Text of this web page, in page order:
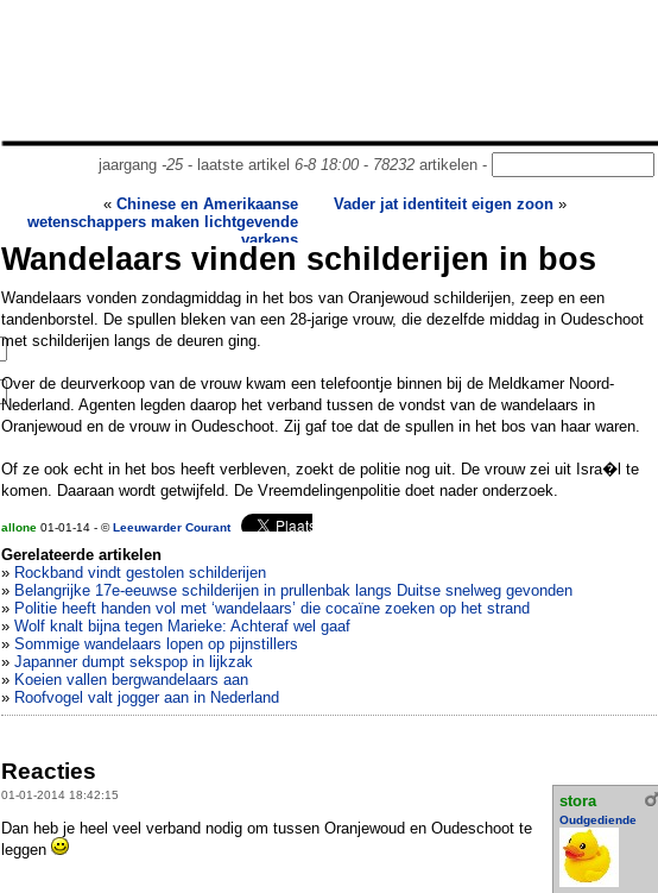
jaargang -25- laatste artikel 6-8 18:00- 78232artikelen -
« Chinese en Amerikaanse
wetenschappers maken lichtgevende
varkens
Vader jat identiteit eigen zoon »
Wandelaars vinden schilderijen in bos
Wandelaars vonden zondagmiddag in het bos van Oranjewoud schilderijen, zeep en een
tandenborstel. De spullen bleken van een 28-jarige vrouw, die dezelfde middag in Oudeschoot
met schilderijen langs de deuren ging.
Over de deurverkoop van de vrouw kwam een telefoontje binnen bij de Meldkamer Noord-
Nederland. Agenten legden daarop het verband tussen de vondst van de wandelaars in
Oranjewoud en de vrouw in Oudeschoot. Zij gaf toe dat de spullen in het bos van haar waren.
Of ze ook echt in het bos heeft verbleven, zoekt de politie nog uit. De vrouw zei uit Isra�l te
komen. Daaraan wordt getwijfeld. De Vreemdelingenpolitie doet nader onderzoek.
allone 01-01-14 - ©Leeuwarder Courant
Gerelateerde artikelen
» Rockband vindt gestolen schilderijen
» Belangrijke 17e-eeuwse schilderijen in prullenbak langs Duitse snelweg gevonden
» Politie heeft handen vol met ‘wandelaars’ die cocaïne zoeken op het strand
» Wolf knalt bijna tegen Marieke: Achteraf wel gaaf
» Sommige wandelaars lopen op pijnstillers
» Japanner dumpt sekspop in lijkzak
» Koeien vallen bergwandelaars aan
» Roofvogel valt jogger aan in Nederland
Reacties
01-01-2014 18:42:15 stora
Oudgediende
Dan heb je heel veel verband nodig om tussen Oranjewoud en Oudeschoot te
leggen